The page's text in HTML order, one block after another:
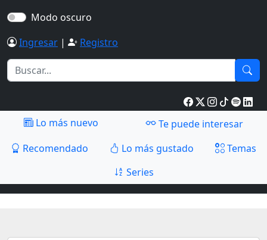
Modo oscuro
Ingresar | Registro
Lo más nuevo
Te puede interesar
Recomendado
Lo más gustado
Temas
Series